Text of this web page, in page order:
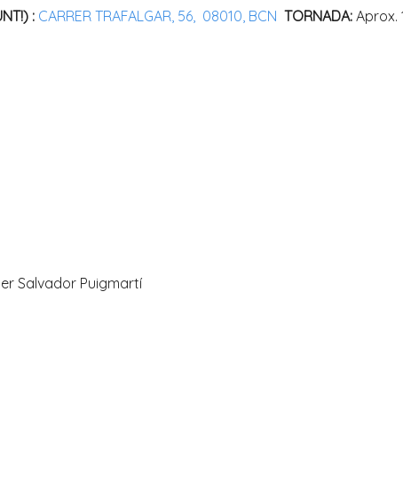
: CARRER TRAFALGAR, 56, 08010, BCN TORNADA: Aprox.
Salvador Puigmartí